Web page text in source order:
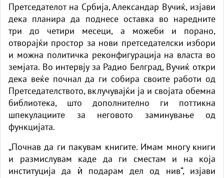
Претседателот на Србија, Александар Вучиќ, изјави
дека планира да поднесе оставка во наредните
три до четири месеци, а можеби и порано,
отворајќи простор за нови претседателски избори
и можна политичка реконфигурација на власта во
земјата. Во интервју за Радио Белград, Вучиќ откри
дека веќе почнал да ги собира своите работи од
Претседателството, вклучувајќи ја и својата обемна
библиотека, што дополнително ги поттикна
шпекулациите за неговото заминување од
функцијата.
„Почнав да ги пакувам книгите. Имам многу книги
и размислувам каде да ги сместам и на која
институција да ѝ подарам дел од нив“, изјави